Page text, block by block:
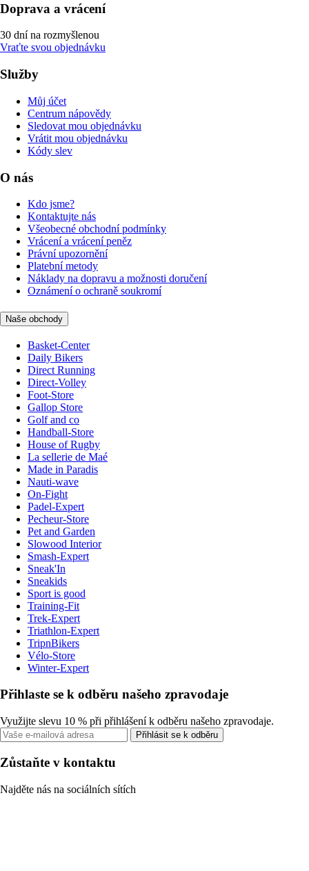
Doprava a vrácení
30 dní na rozmyšlenou
Vraťte svou objednávku
Služby
Můj účet
Centrum nápovědy
Sledovat mou objednávku
Vrátit mou objednávku
Kódy slev
O nás
Kdo jsme?
Kontaktujte nás
Všeobecné obchodní podmínky
Vrácení a vrácení peněz
Právní upozornění
Platební metody
Náklady na dopravu a možnosti doručení
Oznámení o ochraně soukromí
Naše obchody
Basket-Center
Daily Bikers
Direct Running
Direct-Volley
Foot-Store
Gallop Store
Golf and co
Handball-Store
House of Rugby
La sellerie de Maé
Made in Paradis
Nauti-wave
On-Fight
Padel-Expert
Pecheur-Store
Pet and Garden
Slowood Interior
Smash-Expert
Sneak'In
Sneakids
Sport is good
Training-Fit
Trek-Expert
Triathlon-Expert
TripnBikers
Vélo-Store
Winter-Expert
Přihlaste se k odběru našeho zpravodaje
Využijte slevu 10 % při přihlášení k odběru našeho zpravodaje.
Přihlásit se k odběru
Zůstaňte v kontaktu
Najděte nás na sociálních sítích